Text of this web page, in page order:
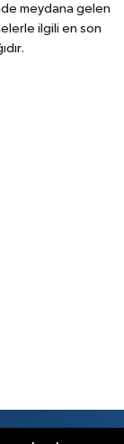
meydana gelen
ilgili en son
saklıdır.